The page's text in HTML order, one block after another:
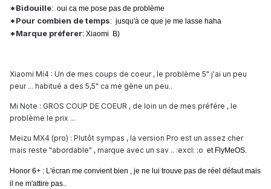
*Bidouille: oui ca me pose pas de problème
*Pour combien de temps: jusqu'à ce que je me lasse haha
*Marque préferer: Xiaomi B)
Xiaomi Mi4 : Un de mes coups de coeur , le problème 5" j'ai un peu
peur ... habitué a des 5,5" ca me gène un peu..
Mi Note : GROS COUP DE COEUR , de loin un de mes préfére , le
problème le prix ...
Meizu MX4 (pro) : Plutôt sympas , la version Pro est un assez cher
mais reste "abordable" , marque avec un sav .. :excl: :o et FlyMeOS.
Honor 6+ : L'écran me convient bien , je ne lui trouve pas de réel défaut mais
il ne m'attire pas..